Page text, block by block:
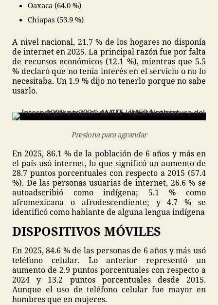
Oaxaca (64.0 %)
Chiapas (53.9 %)
A nivel nacional, 21.7 % de los hogares no disponía
de internet en 2025. La principal razón fue por falta
de recursos económicos (12.1 %), mientras que 5.5
% declaró que no tenía interés en el servicio o no lo
necesitaba. Un 1.9 % dijo no tenerlo porque no sabe
usarlo.
Presiona para agrandar
En 2025, 86.1 % de la población de 6 años y más en
el país usó internet, lo que significó un aumento de
28.7 puntos porcentuales con respecto a 2015 (57.4
%). De las personas usuarias de internet, 26.6 % se
autoadscribió como indígena; 5.1 % como
afromexicana o afrodescendiente; y 4.7 % se
identificó como hablante de alguna lengua indígena
DISPOSITIVOS MÓVILES
En 2025, 84.6 % de las personas de 6 años y más usó
teléfono celular. Lo anterior representó un
aumento de 2.9 puntos porcentuales con respecto a
2024 y 13.2 puntos porcentuales desde 2015.
Aunque el uso de teléfono celular fue mayor en
hombres que en mujeres.